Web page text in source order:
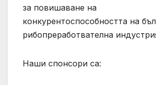
за повишаване на
конкурентоспособността на
рибопреработвателна
Наши спонсори са: